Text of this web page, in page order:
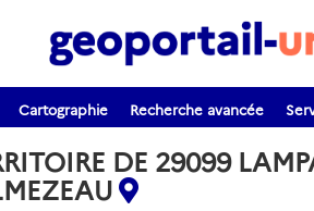
Cartographie Recherche avancée
DE 29099